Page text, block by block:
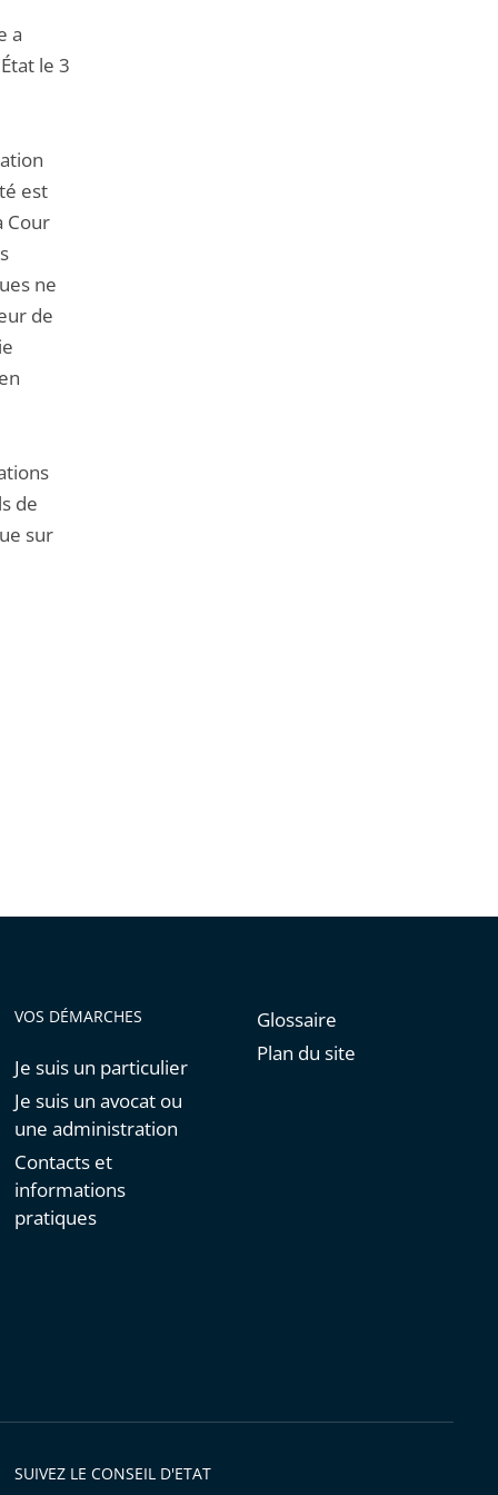
a
le 3
est
Cour
ne
de
de
sur
VOS DÉMARCHES
Je suis un particulier
Je suis un avocat ou
une administration
Contacts et
informations
pratiques
Glossaire
Plan du site
SUIVEZ LE CONSEIL D'ETAT